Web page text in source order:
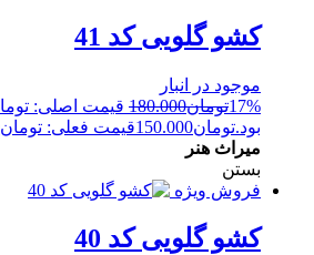
کشو گلویی کد 41
موجود در انبار
17%تومان180.000
بود.تومان150.000قیمت فعلی: تومان150.000.
میراث هنر
بستن
فروش ویژه
کشو گلویی کد 40